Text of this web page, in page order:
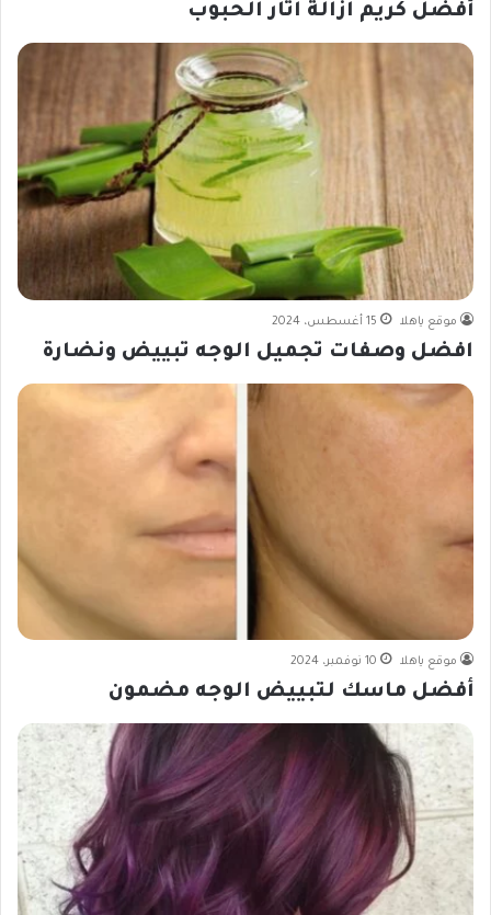
أفضل كريم ازالة اثار الحبوب
موقع ياهلا 15 أغسطس، 2024
افضل وصفات تجميل الوجه تبييض ونضارة
موقع ياهلا 10 نوفمبر، 2024
أفضل ماسك لتبييض الوجه مضمون